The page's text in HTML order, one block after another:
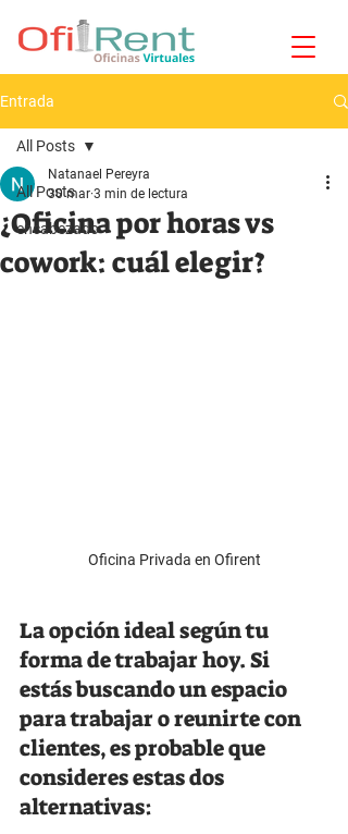
Entrada
All Posts
encabezado
All Posts
¿Oficina por horas vs
cowork: cuál elegir?
Natanael Pereyra
30 mar 3 min de lectura
Oficina Privada en Ofirent
La opción ideal según tu
forma de trabajar hoy. Si
estás buscando un espacio
para trabajar o reunirte con
clientes, es probable que
consideres estas dos
alternativas: